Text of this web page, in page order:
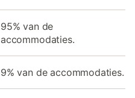
95% van de
accommodaties.
9% van de accommodaties.